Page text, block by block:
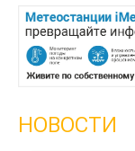
НОВОСТИ